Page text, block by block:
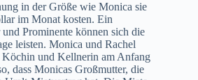
in der Größe wie Monica sie
im Monat kosten. Ein
Prominente können sich die
leisten. Monica und Rachel
Köchin und Kellnerin am Anfang
dass Monicas Großmutter, die